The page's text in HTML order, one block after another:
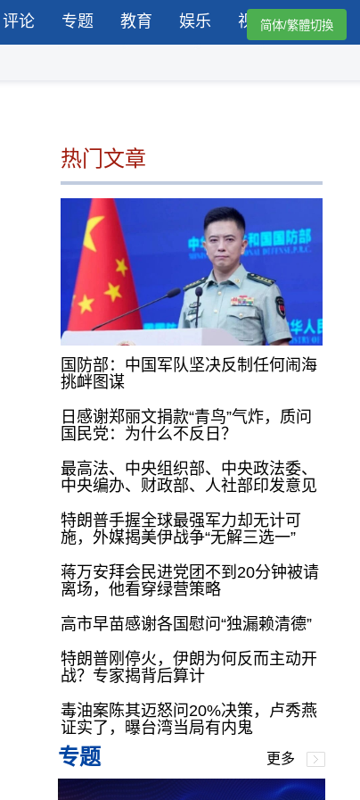
评论 专题 教育 娱乐 视频简体/繁體切換
热门文章
国防部：中国军队坚决反制任何闹海
挑衅图谋
日感谢郑丽文捐款“青鸟”气炸，质问
国民党：为什么不反日？
最高法、中央组织部、中央政法委、
中央编办、财政部、人社部印发意见
特朗普手握全球最强军力却无计可
施，外媒揭美伊战争“无解三选一”
蒋万安拜会民进党团不到20分钟被请
离场，他看穿绿营策略
高市早苗感谢各国慰问“独漏赖清德”
特朗普刚停火，伊朗为何反而主动开
战？专家揭背后算计
毒油案陈其迈怒问20%决策，卢秀燕
证实了，曝台湾当局有内鬼
专题 更多